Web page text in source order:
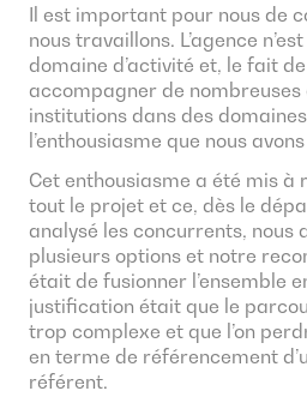
Il est important pour nous de
nous travaillons. L’agence
domaine d’activité et, le fait
accompagner de nombreuses
institutions dans des
l’enthousiasme que nous
Cet enthousiasme a été mis à
tout le projet et ce, dès le
analysé les concurrents, nous
plusieurs options et notre
était de fusionner l’ensemble
justification était que le
trop complexe et que l’on
en terme de référencement
référent.